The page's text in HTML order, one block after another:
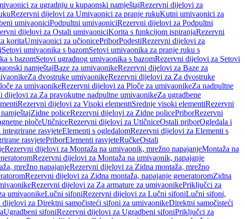
za ugradnju u kupaonski namještajRezervni dijelovi za
Rezervni dijelovi za Umivaonici za pranje rukuKutni umivaonici za
umivaoniciPodpultni umivaoniciRezervni dijelovi za Podpultni
dijelovi za Ostali umivaoniciKorita s funkcijom ispiranjaRezervni
koritaUmivaonici za učionicePriborPodestiRezervni dijelovi za
Setovi umivaonika s bazomSetovi umivaonika za pranje ruku s
s bazomSetovi ugradnog umivaonika s bazomRezervni dijelovi za Setovi
namještajBaze za umivaonikeRezervni dijelovi za Baze za
Za dvostruke umivaonikeRezervni dijelovi za Za dvostruke
za umivaonikeRezervni dijelovi za Ploče za umivaonikeZa nadpultne
dijelovi za Za pravokutne nadpultne umivaonikeZa ugradbene
Rezervni dijelovi za Visoki elementiSrednje visoki elementiRezervni
Zidne policeRezervni dijelovi za Zidne policePriborRezervni
pločeUtičniceRezervni dijelovi za UtičniceOstali priborOgledala i
integrirane rasvjeteElementi s ogledalomRezervni dijelovi za Elementi s
rasvjetePriborElementi rasvjeteRučkeOstali
Rezervni dijelovi za Montaža na umivaonik, mrežno napajanjeMontaža na
Rezervni dijelovi za Montaža na umivaonik, napajanje
mrežno napajanjeRezervni dijelovi za Zidna montaža, mrežno
Rezervni dijelovi za Zidna montaža, napajanje generatoromZidna
Rezervni dijelovi za Za armature za umivaonikePriključci za
umivaonikeLučni sifoniRezervni dijelovi za Lučni sifoniLučni sifoni,
dijelovi za Direktni samočisteći sifoni za umivaonikeDirektni samočisteći
Ugradbeni sifoniRezervni dijelovi za Ugradbeni sifoniPriključci za